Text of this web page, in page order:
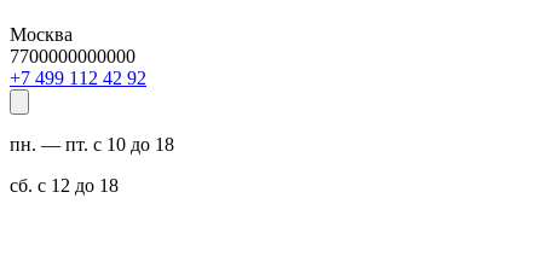
Москва
7700000000000
29 24 211 994 7+
пн. — пт. с 10 до 18
сб. с 12 до 18